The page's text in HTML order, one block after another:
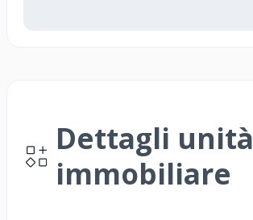
Dettagli unità
immobiliare